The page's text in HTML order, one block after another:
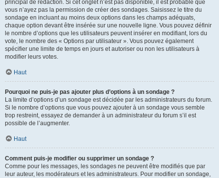
principal de rédaction. Si cet onglet n’est pas disponible, il est probable que
vous n’ayez pas la permission de créer des sondages. Saisissez le titre du
sondage en incluant au moins deux options dans les champs adéquats,
chaque option devant être insérée sur une nouvelle ligne. Vous pouvez définir
le nombre d’options que les utilisateurs peuvent insérer en modifiant, lors du
vote, le nombre des « Options par utilisateur ». Vous pouvez également
spécifier une limite de temps en jours et autoriser ou non les utilisateurs à
modifier leurs votes.
Haut
Pourquoi ne puis-je pas ajouter plus d’options à un sondage ?
La limite d’options d’un sondage est décidée par les administrateurs du forum.
Si le nombre d’options que vous pouvez ajouter à un sondage vous semble
trop restreint, essayez de demander à un administrateur du forum s’il est
possible de l’augmenter.
Haut
Comment puis-je modifier ou supprimer un sondage ?
Comme pour les messages, les sondages ne peuvent être modifiés que par
leur auteur, les modérateurs et les administrateurs. Pour modifier un sondage,